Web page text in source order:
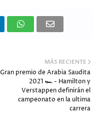
MÁS RECIENTE
Gran premio de Arabia Saudita
2021 🏎️ - Hamilton y
Verstappen definirán el
campeonato en la ultima
carrera